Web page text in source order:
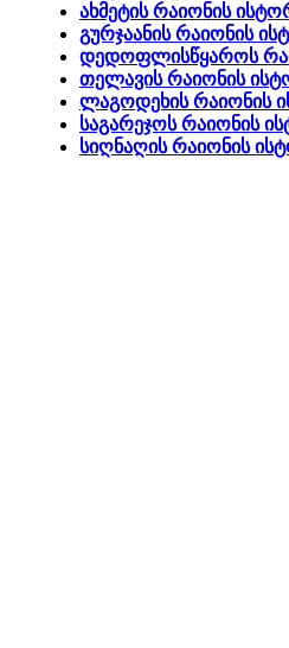
ახმეტის რაიონის
გურჯაანის რაიონის
დედოფლისწყაროს
თელავის რაიონის
ლაგოდეხის რაიონის
საგარეჯოს რაიონის
სიღნაღის რაიონის